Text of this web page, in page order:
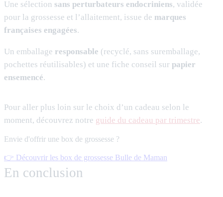
Une sélection sans perturbateurs endocriniens, validée
pour la grossesse et l’allaitement, issue de marques
françaises engagées.
Un emballage responsable (recyclé, sans suremballage,
pochettes réutilisables) et une fiche conseil sur papier
ensemencé.
Pour aller plus loin sur le choix d’un cadeau selon le
moment, découvrez notre guide du cadeau par trimestre.
Envie d'offrir une box de grossesse ?
👉 Découvrir les box de grossesse Bulle de Maman
En conclusion